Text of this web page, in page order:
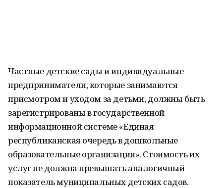
Частные детские сады и индивидуальные
предприниматели, которые занимаются
присмотром и уходом за детьми, должны быть
зарегистрированы в государственной
информационной системе «Единая
республиканская очередь в дошкольные
образовательные организации». Стоимость их
услуг не должна превышать аналогичный
показатель муниципальных детских садов.